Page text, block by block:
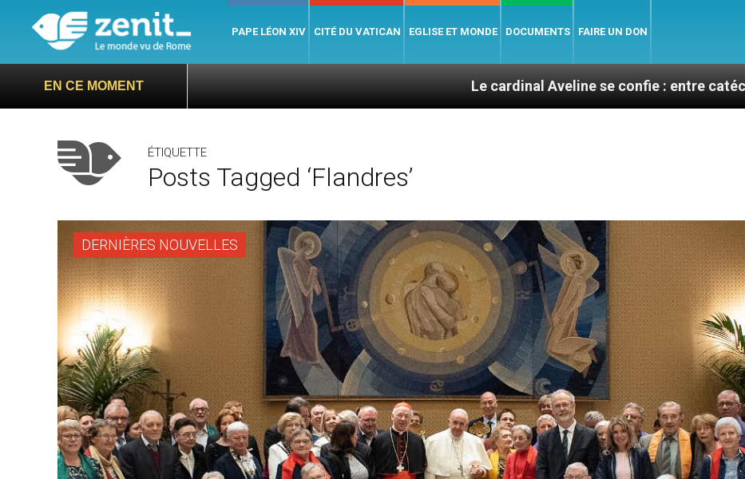
PAPE LÉON XIV CITÉ DU VATICAN EGLISE ET MONDE DOCUMENTS FAIRE UN DON
EN CE MOMENT Le cardinal Aveline se confie : entre catéchuménat,
ÉTIQUETTE
Posts Tagged ‘Flandres’
DERNIÈRES NOUVELLES